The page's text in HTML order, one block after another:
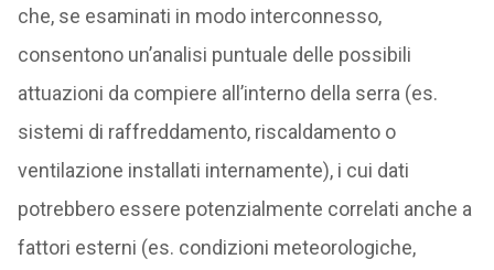
che, se esaminati in modo interconnesso,
consentono un’analisi puntuale delle possibili
attuazioni da compiere all’interno della serra (es.
sistemi di raffreddamento, riscaldamento o
ventilazione installati internamente), i cui dati
potrebbero essere potenzialmente correlati anche a
fattori esterni (es. condizioni meteorologiche,